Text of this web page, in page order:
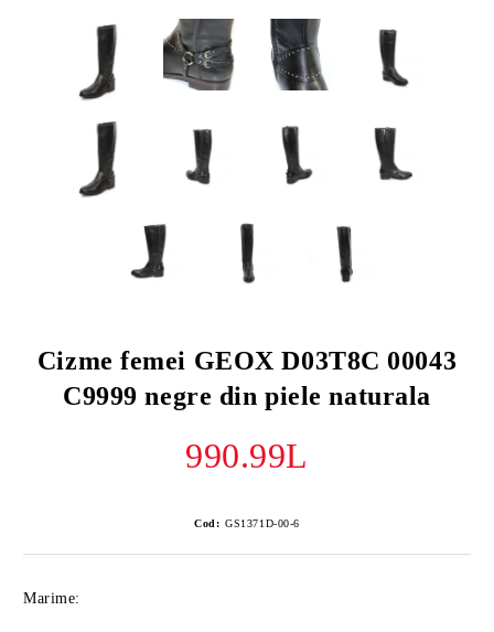
Cizme femei GEOX D03T8C 00043
C9999 negre din piele naturala
990.99L
Cod: GS1371D-00-6
Marime: